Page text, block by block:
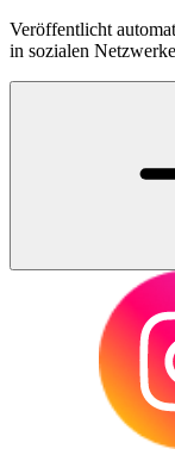
Veröffentlicht
in sozialen